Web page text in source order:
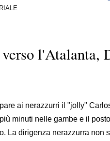
l'Atalanta,
ai nerazzurri il "jolly"
minuti nelle gambe e il
La dirigenza nerazzurra non